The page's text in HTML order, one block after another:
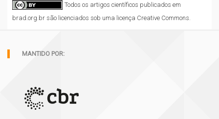
Todos os artigos científicos publicados em
brad.org.br são licenciados sob uma licença Creative Commons.
MANTIDO POR: